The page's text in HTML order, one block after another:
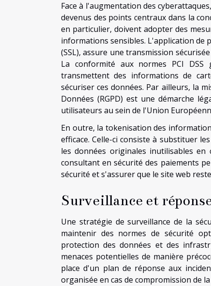
Face à l'augmentation des
devenus des points centraux dans la
en particulier, doivent adopter des
informations sensibles. L'application de
(SSL), assure une transmission
La conformité aux normes PCI
transmettent des informations de
sécuriser ces données. Par ailleurs, la
Données (RGPD) est une démarche
utilisateurs au sein de l'Union
En outre, la tokenisation des
efficace. Celle-ci consiste à substituer
les données originales inutilisables
consultant en sécurité des paiements
sécurité et s'assurer que le site web
Surveillance et
Une stratégie de surveillance de la
maintenir des normes de sécurité
protection des données et des
menaces potentielles de manière
place d'un plan de réponse aux
organisée en cas de compromission de